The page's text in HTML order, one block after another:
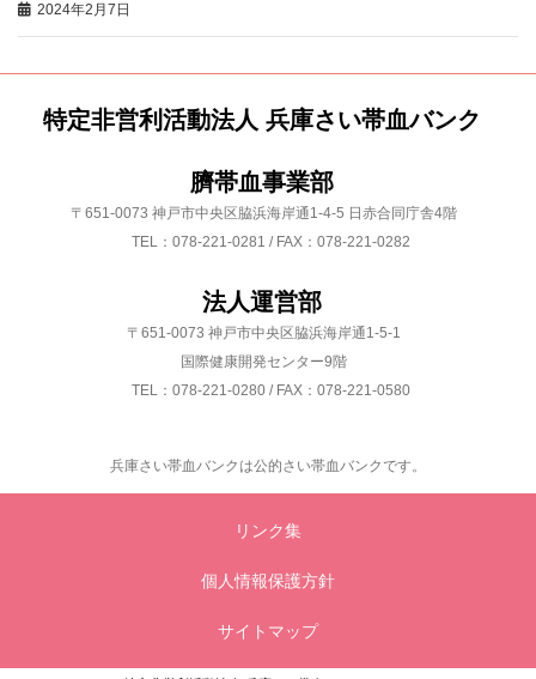
2024年2月7日
特定非営利活動法人 兵庫さい帯血バンク
臍帯血事業部
〒651-0073 神戸市中央区脇浜海岸通1-4-5 日赤合同庁舎4階
TEL：078-221-0281 / FAX：078-221-0282
法人運営部
〒651-0073 神戸市中央区脇浜海岸通1-5-1
国際健康開発センター9階
TEL：078-221-0280 / FAX：078-221-0580
兵庫さい帯血バンクは公的さい帯血バンクです。
リンク集
個人情報保護方針
サイトマップ